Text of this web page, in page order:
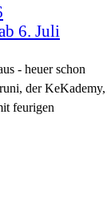
6. Juli
- heuer schon
der KeKademy,
feurigen